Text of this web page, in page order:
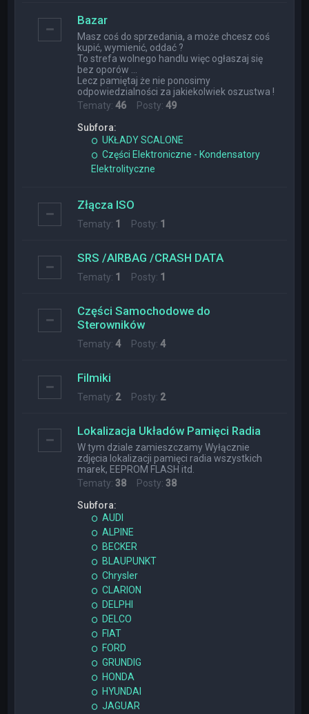
Bazar
Masz coś do sprzedania, a może chcesz coś
kupić, wymienić, oddać ?
To strefa wolnego handlu więc ogłaszaj się
bez oporów ...
Lecz pamiętaj że nie ponosimy
odpowiedzialności za jakiekolwiek oszustwa !
Tematy:46 Posty:49
Subfora:
UKŁADY SCALONE
Części Elektroniczne - Kondensatory
Elektrolityczne
Złącza ISO
Tematy: 1 Posty: 1
SRS /AIRBAG /CRASH DATA
Tematy: 1 Posty: 1
Części Samochodowe do
Sterowników
Tematy:4Posty:4
Filmiki
Tematy: 2Posty: 2
Lokalizacja Układów Pamięci Radia
W tym dziale zamieszczamy Wyłącznie
zdjęcia lokalizacji pamięci radia wszystkich
marek, EEPROM FLASH itd.
Tematy:38 Posty:38
Subfora:
AUDI
ALPINE
BECKER
BLAUPUNKT
Chrysler
CLARION
DELPHI
DELCO
FIAT
FORD
GRUNDIG
HONDA
HYUNDAI
JAGUAR